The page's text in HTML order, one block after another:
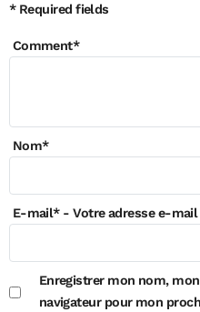
* Required fields
Comment*
Nom*
E-mail*- Votre adresse e-mail
Enregistrer mon nom,
navigateur pour mon